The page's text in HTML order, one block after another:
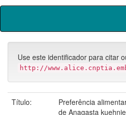
Skip
Use este identificador para citar
http://
Título:
Preferência
de Anagasta